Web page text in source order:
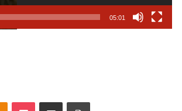
05:01
OK